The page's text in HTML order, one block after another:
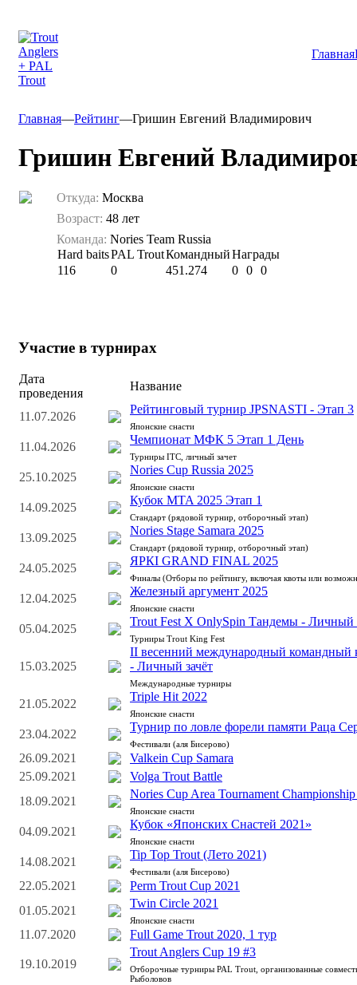
Главная
Главная—Рейтинг—Гришин Евгений Владимирович
Гришин Евгений
Откуда: Москва
Возраст: 48 лет
Команда: Nories Team Russia
Hard baitsPAL TroutКомандныйНаграды
116
0 451.274 0 0 0
Участие в турнирах
Дата
проведения
Название
11.07.2026
Рейтинговый турнир JPSNASTI - Этап 3
Японские снасти
11.04.2026
Чемпионат МФК 5 Этап 1 День
Турниры ITC, личный зачет
25.10.2025
Nories Cup Russia 2025
Японские снасти
14.09.2025
Кубок MTA 2025 Этап 1
Стандарт (рядовой турнир, отборочный этап)
13.09.2025
Nories Stage Samara 2025
Стандарт (рядовой турнир, отборочный этап)
24.05.2025
ЯРКI GRAND FINAL 2025
Финалы (Отборы по рейтингу, включая квоты или
12.04.2025
Железный аргумент 2025
Японские снасти
05.04.2025
Trout Fest X OnlySpin Тандемы - Личный
Турниры Trout King Fest
15.03.2025
II весенний международный командный
- Личный зачёт
Международные турниры
21.05.2022
Triple Hit 2022
Японские снасти
23.04.2022
Турнир по ловле форели памяти Раца
Фестивали (аля Бисерово)
26.09.2021
Valkein Cup Samara
25.09.2021
Volga Trout Battle
18.09.2021
Nories Cup Area Tournament
Японские снасти
04.09.2021
Кубок «Японских Снастей 2021»
Японские снасти
14.08.2021
Tip Top Trout (Лето 2021)
Фестивали (аля Бисерово)
22.05.2021
Perm Trout Cup 2021
01.05.2021
Twin Circle 2021
Японские снасти
11.07.2020 Full Game Trout 2020, 1 тур
19.10.2019
Trout Anglers Cup 19 #3
Отборочные турниры PAL Trout, организованные
Рыболовов